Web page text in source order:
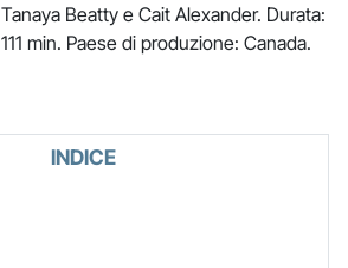
Tanaya Beatty e Cait Alexander. Durata:
111 min. Paese di produzione: Canada.
INDICE